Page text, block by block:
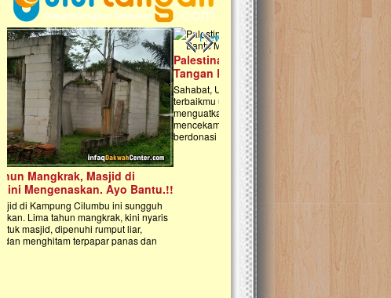
Previous slide
Next slide
Palestina Masih Berduka, Ayo Ulurkan
Tangan Bantu Mereka
Sahabat, Ulurtangan mari kirimkan dukungan
terbaikmu untuk warga Palestina di Gaza demi
menguatkan mereka menghadapi situasi
mencekam ini. Mari dukung mereka dengan
berdonasi dengan cara:...
Open Donasi Wakaf
Rumah Qur'an & TK Islam
Najjah di Jonggol
Saat ini, Ulurtangan bersama Yayasan
Najjahtul Islam Jonggol sedang merintis
pembangunan Rumah Qur’an dan
kanak Islam Terpadu (TKIT) An Najjah
Gedung Majelis Taklim di Jonggol,...